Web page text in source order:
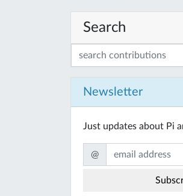
Search
Newsletter
Just updates about Pi
@